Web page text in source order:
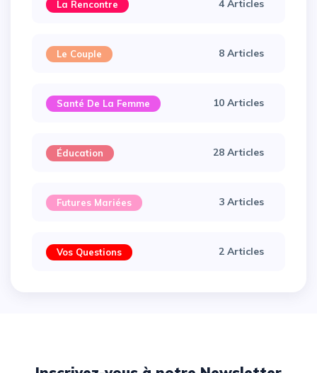
La Rencontre 4 Articles
Le Couple 8 Articles
Santé De La Femme 10 Articles
Éducation 28 Articles
Futures Mariées 3 Articles
Vos Questions 2 Articles